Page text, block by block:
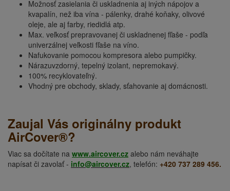
Možnosť zasielania či uskladnenia aj iných nápojov a
kvapalín, než iba vína - pálenky, drahé koňaky, olivové
oleje, ale aj farby, riedidlá atp.
Max. veľkosť prepravovanej či uskladnenej fľaše - podľa
univerzálnej veľkosti fľaše na víno.
Nafukovanie pomocou kompresora alebo pumpičky.
Nárazuvzdorný, tepelný izolant, nepremokavý.
100% recyklovateľný.
Vhodný pre obchody, sklady, sťahovanie aj domácnosti.
Zaujal Vás originálny produkt
AirCover®?
Viac sa dočítate na www.aircover.cz alebo nám neváhajte
napísat či zavolať - info@aircover.cz, telefón: +420 737 289 456.